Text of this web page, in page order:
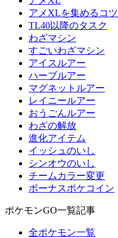
アメXLを集めるコツ
TL40以降のタスク
わざマシン
すごいわざマシン
アイスルアー
ハーブルアー
マグネットルアー
レイニールアー
おうごんルアー
わざの解放
進化アイテム
イッシュのいし
シンオウのいし
チームカラー変更
ボーナスポケコイン
ポケモンGO一覧記事
全ポケモン一覧